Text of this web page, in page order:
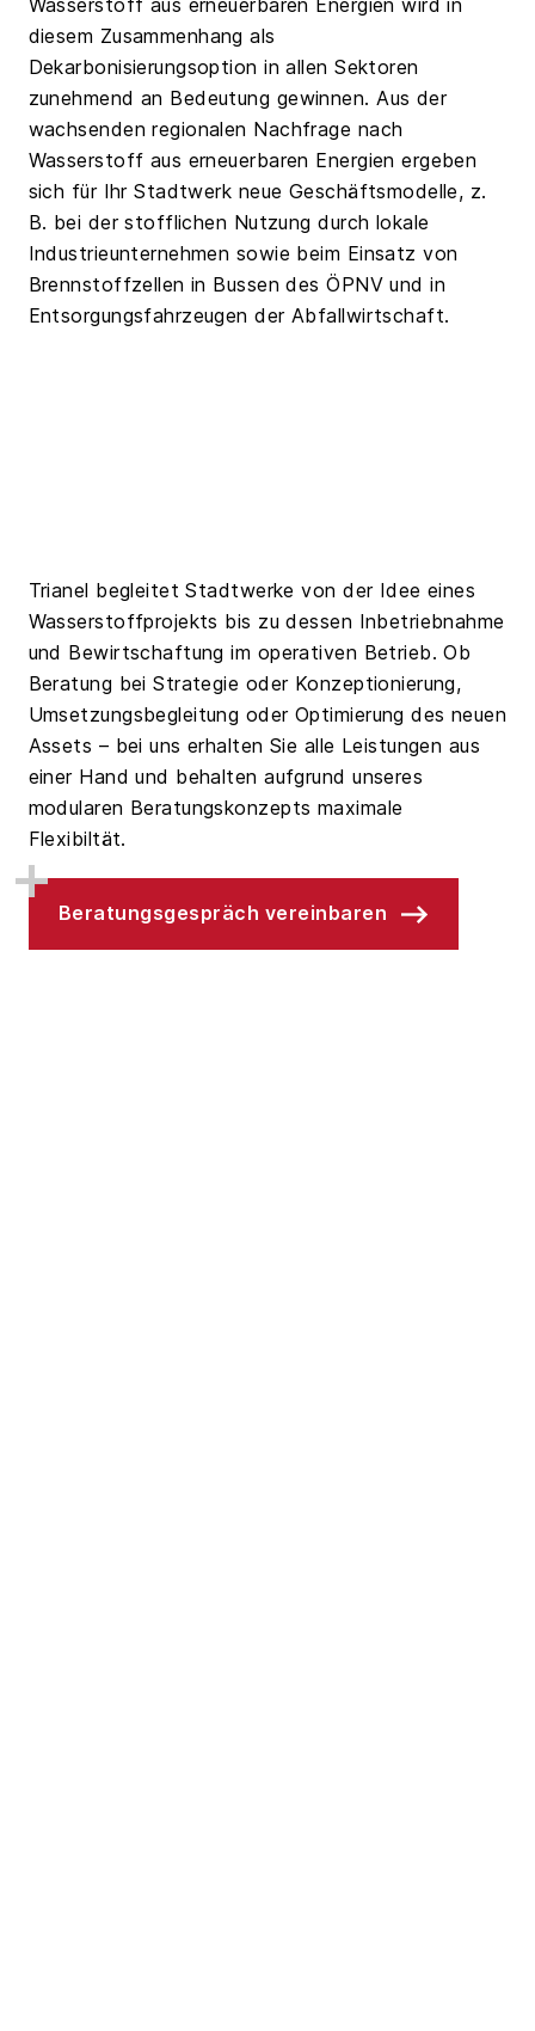
Wasserstoff aus erneuerbaren Energien wird in
diesem Zusammenhang als
Dekarbonisierungsoption in allen Sektoren
zunehmend an Bedeutung gewinnen. Aus der
wachsenden regionalen Nachfrage nach
Wasserstoff aus erneuerbaren Energien ergeben
sich für Ihr Stadtwerk neue Geschäftsmodelle, z.
B. bei der stofflichen Nutzung durch lokale
Industrieunternehmen sowie beim Einsatz von
Brennstoffzellen in Bussen des ÖPNV und in
Entsorgungsfahrzeugen der Abfallwirtschaft.
Trianel begleitet Stadtwerke von der Idee eines
Wasserstoffprojekts bis zu dessen Inbetriebnahme
und Bewirtschaftung im operativen Betrieb. Ob
Beratung bei Strategie oder Konzeptionierung,
Umsetzungsbegleitung oder Optimierung des neuen
Assets – bei uns erhalten Sie alle Leistungen aus
einer Hand und behalten aufgrund unseres
modularen Beratungskonzepts maximale
Flexibiltät.
Beratungsgespräch vereinbaren